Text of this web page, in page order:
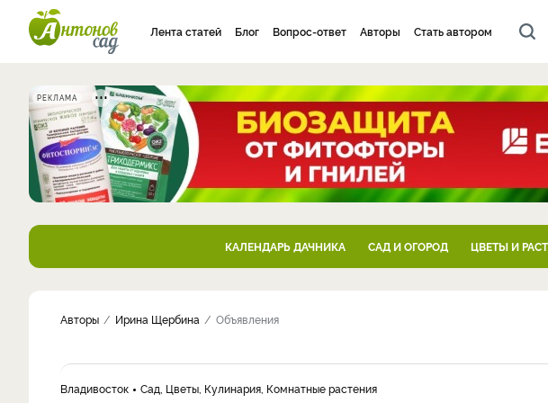
Лента статей Блог Вопрос-ответ Авторы Стать автором
РЕКЛАМА
КАЛЕНДАРЬ ДАЧНИКА САД И ОГОРОД ЦВЕТЫ И
Авторы Ирина Щербина Объявления
Владивосток Сад, Цветы, Кулинария, Комнатные растения